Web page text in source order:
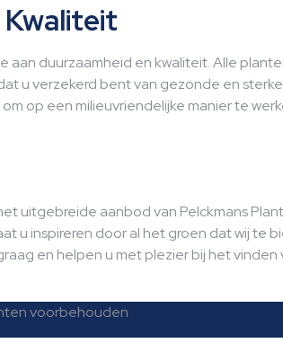
aan duurzaamheid en kwaliteit. Alle
u verzekerd bent van gezonde en
op een milieuvriendelijke manier te
uitgebreide aanbod van Pelckmans
u inspireren door al het groen dat wij te
en helpen u met plezier bij het
voorbehouden